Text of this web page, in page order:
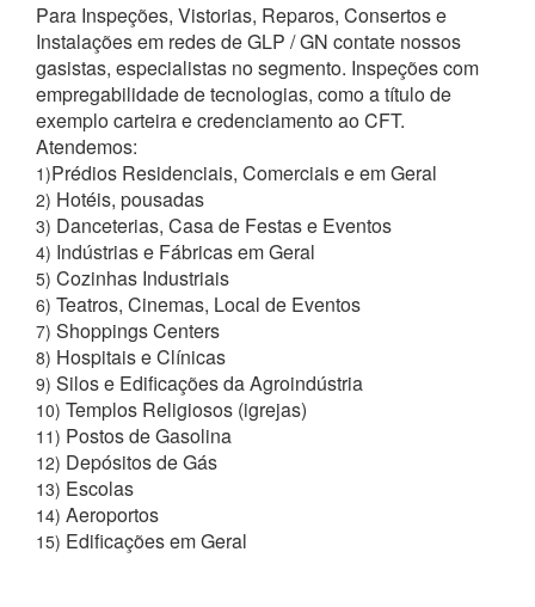
Para Inspeções, Vistorias, Reparos, Consertos e
Instalações em redes de GLP / GN contate nossos
gasistas, especialistas no segmento. Inspeções com
empregabilidade de tecnologias, como a título de
exemplo carteira e credenciamento ao CFT.
Atendemos:
1)Prédios Residenciais, Comerciais e em Geral
2) Hotéis, pousadas
3) Danceterias, Casa de Festas e Eventos
4) Indústrias e Fábricas em Geral
5) Cozinhas Industriais
6) Teatros, Cinemas, Local de Eventos
7) Shoppings Centers
8) Hospitais e Clínicas
9) Silos e Edificações da Agroindústria
10) Templos Religiosos (igrejas)
11) Postos de Gasolina
12) Depósitos de Gás
13) Escolas
14) Aeroportos
15) Edificações em Geral